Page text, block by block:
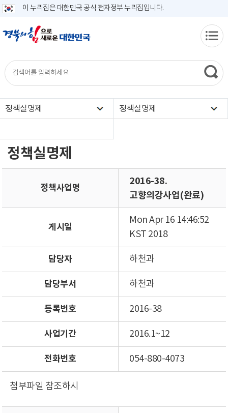
이 누리집은 대한민국 공식 전자정부 누리집입니다.
정책실명제 정책실명제
정책실명제
정책사업명
2016-38.
고향의강사업(완료)
게시일
Mon Apr 16 14:46:52
KST 2018
담당자 하천과
담당부서 하천과
등록번호 2016-38
사업기간 2016.1~12
전화번호 054-880-4073
첨부파일 참조하시